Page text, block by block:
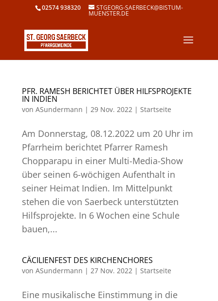
02574 938320 STGEORG-SAERBECK@BISTUM-
MUENSTER.DE
PFR. RAMESH BERICHTET ÜBER HILFSPROJEKTE
IN INDIEN
von ASundermann | 29 Nov. 2022| Startseite
Am Donnerstag, 08.12.2022 um 20 Uhr im
Pfarrheim berichtet Pfarrer Ramesh
Chopparapu in einer Multi-Media-Show
über seinen 6-wöchigen Aufenthalt in
seiner Heimat Indien. Im Mittelpunkt
stehen die von Saerbeck unterstützten
Hilfsprojekte. In 6 Wochen eine Schule
bauen,...
CÄCILIENFEST DES KIRCHENCHORES
von ASundermann | 27 Nov. 2022| Startseite
Eine musikalische Einstimmung in die